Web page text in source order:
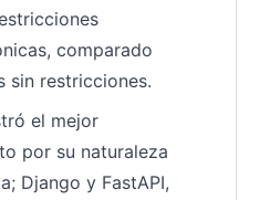
comparado
sin restricciones.
el mejor
por su naturaleza
Django y FastAPI,